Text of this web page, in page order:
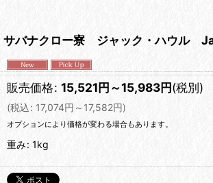
サバナクロー寮 ジャック・ハウル
販売価格: 15,521円～15,983円(税別)
(税込: 17,074円 ～17,582円)
オプションにより価格が変わる場合もあります。
重み: 1kg